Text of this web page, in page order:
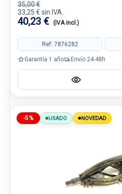
35,00 €
33,25 € sin IVA.
40,23 € (IVA incl.)
Ref: 7876282
Garantía 1 año Envío 24-48h
-5% USADO NOVEDAD